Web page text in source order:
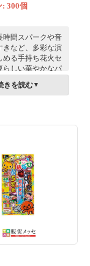
: 300個
時間スパークや音
きなど、多彩な演
める手持ち花火セ
らしい華やかなパ
。高い満足感と優
きを読む▼